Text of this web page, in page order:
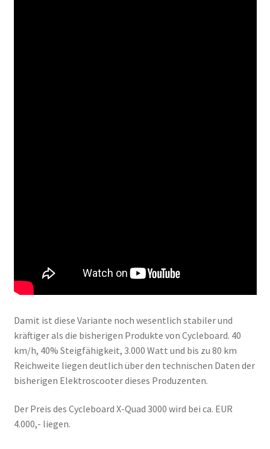
Damit ist diese Variante noch wesentlich stabiler und
kräftiger als die bisherigen Produkte von Cycleboard. 40
km/h, 40% Steigfähigkeit, 3.000 Watt und bis zu 80 km
Reichweite liegen deutlich über den technischen Daten der
bisherigen Elektroscooter dieses Produzenten.
Der Preis des Cycleboard X-Quad 3000 wird bei ca. EUR
4.000,- liegen.